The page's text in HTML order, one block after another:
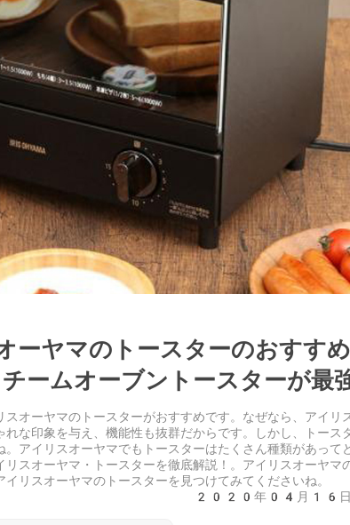
ーヤマのトースターのおすす
ムオーブントースターが最
オーヤマのトースターがおすすめです。なぜなら、アイリ
な印象を与え、機能性も抜群だからです。しかし、トース
アイリスオーヤマでもトースターはたくさん種類があって
スオーヤマ・トースターを徹底解説！。アイリスオーヤマ
リスオーヤマのトースターを見つけてみてくださいね。
2020年04月16日